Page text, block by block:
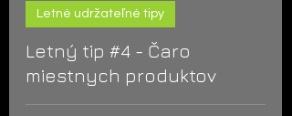
video
Letný tip #4 - Čaro
miestnych produktov
Letné udržateľné tipy